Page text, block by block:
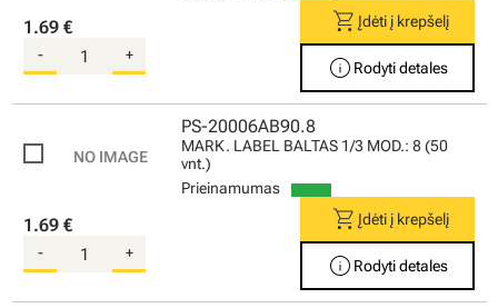
1.69 €
- +
shopping_cartĮdėti į krepšelį
info Rodyti detales
PS-20006AB90.8
MARK. LABEL BALTAS 1/3 MOD.: 8 (50
vnt.)
Prieinamumas
1.69 €
- +
shopping_cartĮdėti į krepšelį
info Rodyti detales